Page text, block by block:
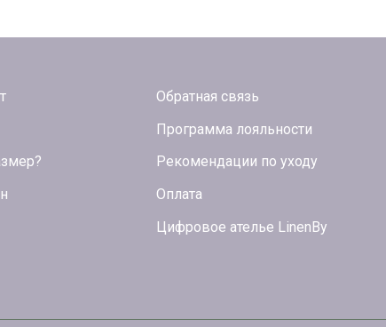
Обратная связь
Программа лояльности
Рекомендации по уходу
Оплата
Цифровое ателье LinenBy